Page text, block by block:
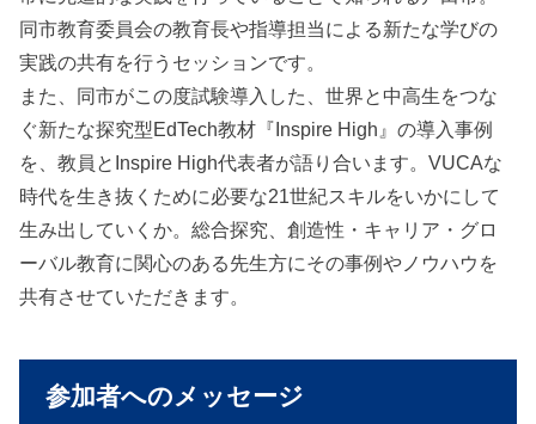
同市教育委員会の教育長や指導担当による新たな学びの
実践の共有を行うセッションです。
また、同市がこの度試験導入した、世界と中高生をつな
ぐ新たな探究型EdTech教材『Inspire High』の導入事例
を、教員とInspire High代表者が語り合います。VUCAな
時代を生き抜くために必要な21世紀スキルをいかにして
生み出していくか。総合探究、創造性・キャリア・グロ
ーバル教育に関心のある先生方にその事例やノウハウを
共有させていただきます。
参加者へのメッセージ